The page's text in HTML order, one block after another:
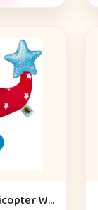
Die Spiegelburg Helicopter With Vibration Module Baby Charms - Legetøj